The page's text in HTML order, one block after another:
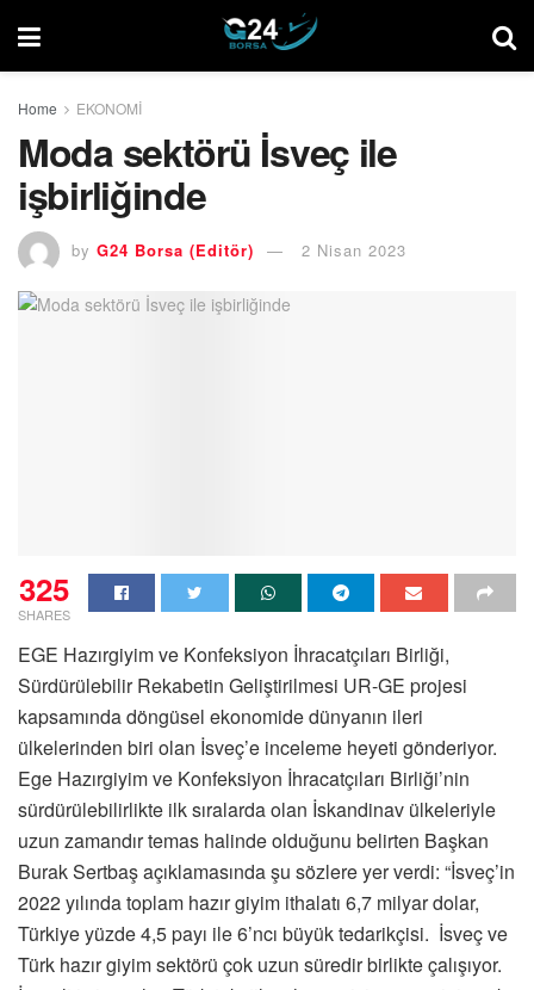
Home EKONOMİ
Moda sektörü İsveç ile
işbirliğinde
by G24 Borsa (Editör) 2 Nisan 2023
325
SHARES
EGE Hazırgiyim ve Konfeksiyon İhracatçıları Birliği,
Sürdürülebilir Rekabetin Geliştirilmesi UR-GE projesi
kapsamında döngüsel ekonomide dünyanın ileri
ülkelerinden biri olan İsveç’e inceleme heyeti gönderiyor.
Ege Hazırgiyim ve Konfeksiyon İhracatçıları Birliği’nin
sürdürülebilirlikte ilk sıralarda olan İskandinav ülkeleriyle
uzun zamandır temas halinde olduğunu belirten Başkan
Burak Sertbaş açıklamasında şu sözlere yer verdi: “İsveç’in
2022 yılında toplam hazır giyim ithalatı 6,7 milyar dolar,
Türkiye yüzde 4,5 payı ile 6’ncı büyük tedarikçisi. İsveç ve
Türk hazır giyim sektörü çok uzun süredir birlikte çalışıyor.